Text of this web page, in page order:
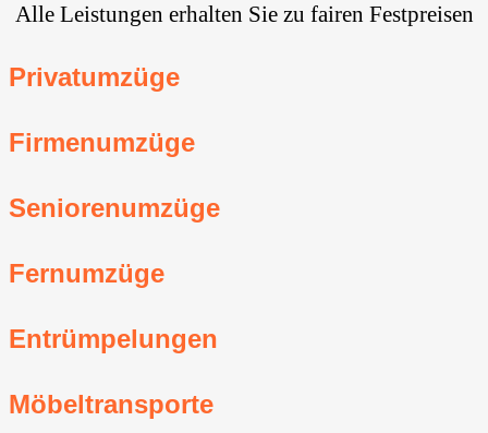
Alle Leistungen erhalten Sie zu fairen Festpreisen
Privatumzüge
Firmenumzüge
Seniorenumzüge
Fernumzüge
Entrümpelungen
Möbeltransporte